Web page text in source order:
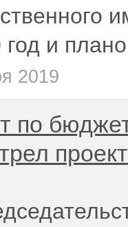
год и
2019
по